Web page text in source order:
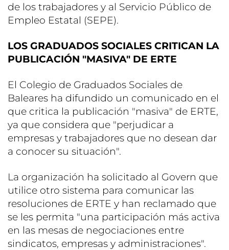
de los trabajadores y al Servicio Público de
Empleo Estatal (SEPE).
LOS GRADUADOS SOCIALES CRITICAN LA
PUBLICACIÓN "MASIVA" DE ERTE
El Colegio de Graduados Sociales de
Baleares ha difundido un comunicado en el
que critica la publicación "masiva" de ERTE,
ya que considera que "perjudicar a
empresas y trabajadores que no desean dar
a conocer su situación".
La organización ha solicitado al Govern que
utilice otro sistema para comunicar las
resoluciones de ERTE y han reclamado que
se les permita "una participación más activa
en las mesas de negociaciones entre
sindicatos, empresas y administraciones".